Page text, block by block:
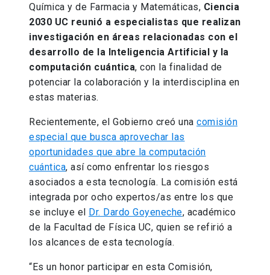
Química y de Farmacia y Matemáticas, Ciencia
2030 UC reunió a especialistas que realizan
investigación en áreas relacionadas con el
desarrollo de la Inteligencia Artificial y la
computación cuántica, con la finalidad de
potenciar la colaboración y la interdisciplina en
estas materias.
Recientemente, el Gobierno creó una comisión
especial que busca aprovechar las
oportunidades que abre la computación
cuántica, así como enfrentar los riesgos
asociados a esta tecnología. La comisión está
integrada por ocho expertos/as entre los que
se incluye el Dr. Dardo Goyeneche, académico
de la Facultad de Física UC, quien se refirió a
los alcances de esta tecnología.
“Es un honor participar en esta Comisión,